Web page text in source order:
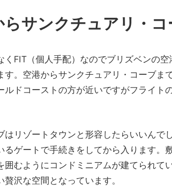
サンクチュアリ・
くFIT（個人手配）なのでブリズベンの
。空港からサンクチュアリ・コーブま
ルドコーストの方が近いですがフライト
はリゾートタウンと形容したらいいんで
るゲートで手続きをしてから入ります。
囲むようにコンドミニアムが建てられて
沢な空間となっています。